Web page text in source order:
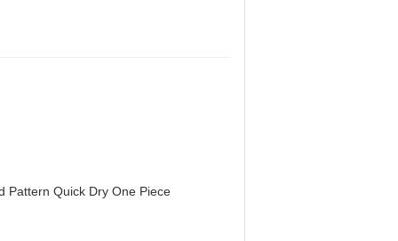
Pattern Quick Dry One Piece